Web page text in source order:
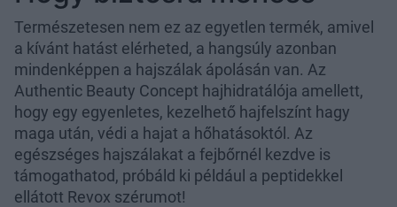
Természetesen nem ez az egyetlen termék, amivel
a kívánt hatást elérheted, a hangsúly azonban
mindenképpen a hajszálak ápolásán van. Az
Authentic Beauty Concept hajhidratálója amellett,
hogy egy egyenletes, kezelhető hajfelszínt hagy
maga után, védi a hajat a hőhatásoktól. Az
egészséges hajszálakat a fejbőrnél kezdve is
támogathatod, próbáld ki például a peptidekkel
ellátott Revox szérumot!